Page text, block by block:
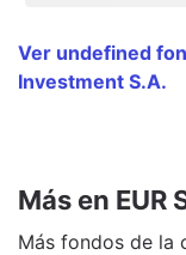
Ver undefined
Investment S.A.
Más en EUR
Más fondos de la